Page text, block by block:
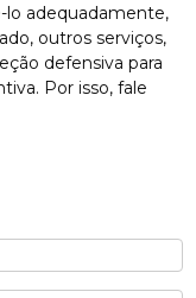
lo adequadamente,
outros serviços,
defensiva para
Por isso, fale